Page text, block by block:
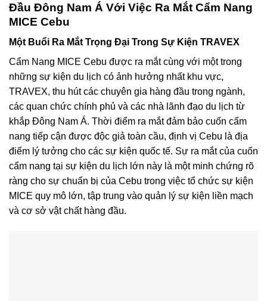
Đầu Đông Nam Á Với Việc Ra Mắt Cẩm Nang
MICE Cebu
Một Buổi Ra Mắt Trọng Đại Trong Sự Kiện TRAVEX
Cẩm Nang MICE Cebu được ra mắt cùng với một trong
những sự kiện du lịch có ảnh hưởng nhất khu vực,
TRAVEX, thu hút các chuyên gia hàng đầu trong ngành,
các quan chức chính phủ và các nhà lãnh đạo du lịch từ
khắp Đông Nam Á. Thời điểm ra mắt đảm bảo cuốn cẩm
nang tiếp cận được độc giả toàn cầu, định vị Cebu là địa
điểm lý tưởng cho các sự kiện quốc tế. Sự ra mắt của cuốn
cẩm nang tại sự kiện du lịch lớn này là một minh chứng rõ
ràng cho sự chuẩn bị của Cebu trong việc tổ chức sự kiện
MICE quy mô lớn, tập trung vào quản lý sự kiện liền mạch
và cơ sở vật chất hàng đầu.